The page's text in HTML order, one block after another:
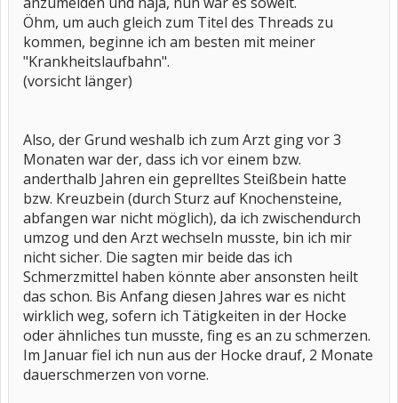
Öhm, um auch gleich zum Titel des Threads zu
kommen, beginne ich am besten mit meiner
"Krankheitslaufbahn".
(vorsicht länger)
Also, der Grund weshalb ich zum Arzt ging vor 3
Monaten war der, dass ich vor einem bzw.
anderthalb Jahren ein geprelltes Steißbein hatte
bzw. Kreuzbein (durch Sturz auf Knochensteine,
abfangen war nicht möglich), da ich zwischendurch
umzog und den Arzt wechseln musste, bin ich mir
nicht sicher. Die sagten mir beide das ich
Schmerzmittel haben könnte aber ansonsten heilt
das schon. Bis Anfang diesen Jahres war es nicht
wirklich weg, sofern ich Tätigkeiten in der Hocke
oder ähnliches tun musste, fing es an zu schmerzen.
Im Januar fiel ich nun aus der Hocke drauf, 2 Monate
dauerschmerzen von vorne.